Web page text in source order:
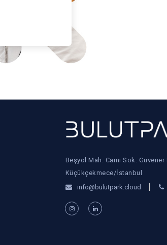
Beşyol Mah. Cami Sok. Güvener
Küçükçekmece/İstanbul
info@bulutpark.cloud